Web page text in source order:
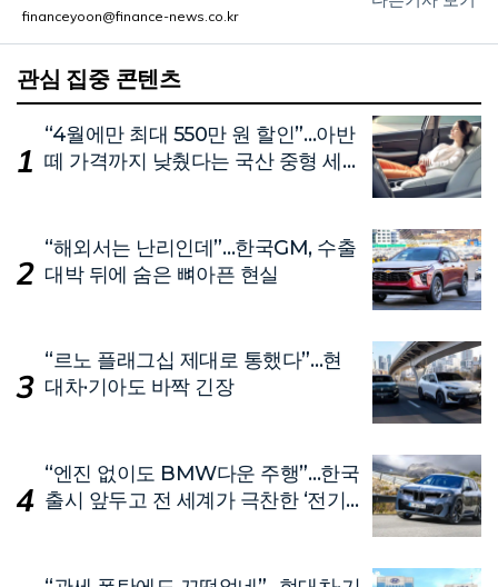
financeyoon@finance-news.co.kr
관심 집중 콘텐츠
“4월에만 최대 550만 원 할인”…아반
떼 가격까지 낮췄다는 국산 중형 세
“해외서는 난리인데”…한국GM, 수출
대박 뒤에 숨은 뼈아픈 현실
“르노 플래그십 제대로 통했다”…현
대차·기아도 바짝 긴장
“엔진 없이도 BMW다운 주행”…한국
출시 앞두고 전 세계가 극찬한 ‘전기